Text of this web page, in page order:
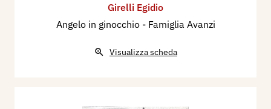
Girelli Egidio
Angelo in ginocchio - Famiglia Avanzi
Visualizza scheda